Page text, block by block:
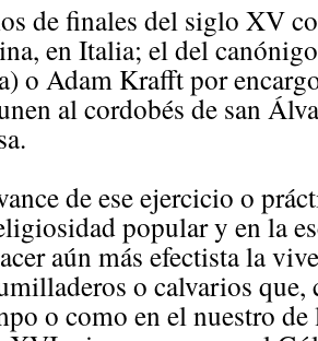
de finales del siglo XV
en Italia; el del
o Adam Krafft por
al cordobés de san
de ese ejercicio o
popular y en la
aún más efectista la
o calvarios
o como en el nuestro